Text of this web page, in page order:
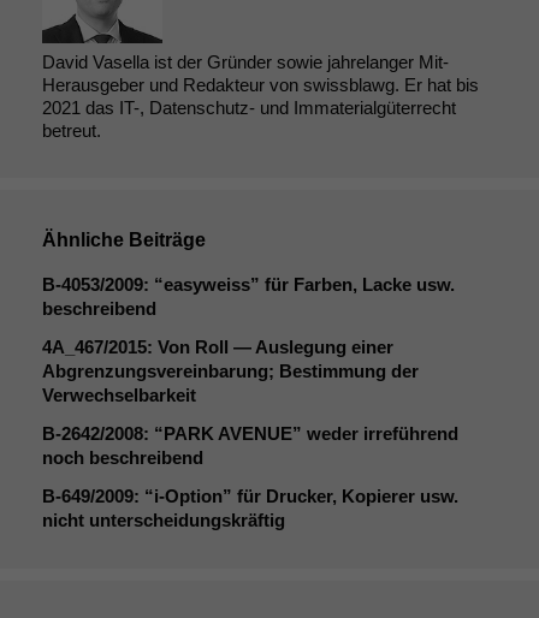
David Vasella ist der Gründer sowie jahrelanger Mit-
Herausgeber und Redakteur von swissblawg. Er hat bis
2021 das IT-, Datenschutz- und Immaterialgüterrecht
betreut.
Ähnliche Beiträge
B‑4053/2009: “easyweiss” für Farben, Lacke usw.
beschreibend
4A_467/2015: Von Roll — Auslegung einer
Abgrenzungsvereinbarung; Bestimmung der
Verwechselbarkeit
B‑2642/2008: “PARK AVENUE” weder irreführend
noch beschreibend
B‑649/2009: “i‑Option” für Drucker, Kopierer usw.
nicht unterscheidungskräftig
Notwendige
Diese
Cookies sind
braucht sie,
Website